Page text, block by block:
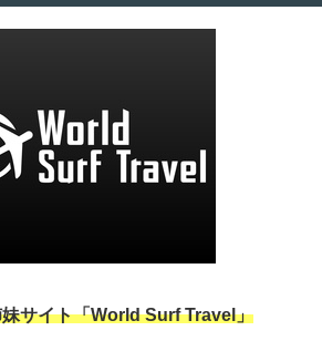
サイト「World Surf Travel」